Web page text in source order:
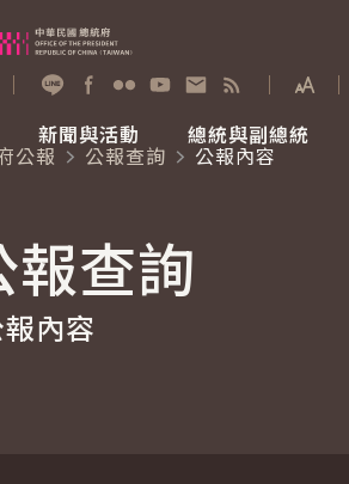
展開
對策委員會
新聞與活動 總統與副總統
公報 公報查詢
公報內容
報查詢
內容